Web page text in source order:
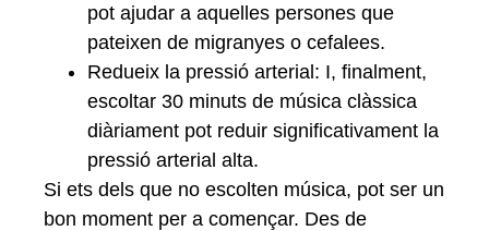
pot ajudar a aquelles persones que
pateixen de migranyes o cefalees.
Redueix la pressió arterial: I, finalment,
escoltar 30 minuts de música clàssica
diàriament pot reduir significativament la
pressió arterial alta.
Si ets dels que no escolten música, pot ser un
bon moment per a començar. Des de